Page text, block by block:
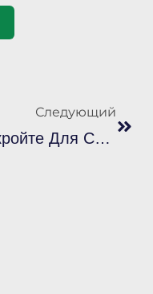
Следующий
Откройте Для Себя Силу Безупречного Розового: Руководство По Флуоресцентным Розовым И Ярко-Розовым Пластизольным Чернилам Для Трафаретной Печати И Идеального Закрепления